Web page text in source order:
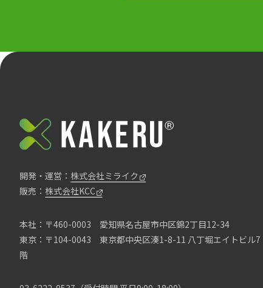
開発・運営： 株式会社ミライク
販売： 株式会社KCC
本社：〒460-0003 愛知県名古屋市中区錦2丁目12-34
東京：〒104-0043 東京都中央区湊1-8-11 八丁堀エイトビル7
階